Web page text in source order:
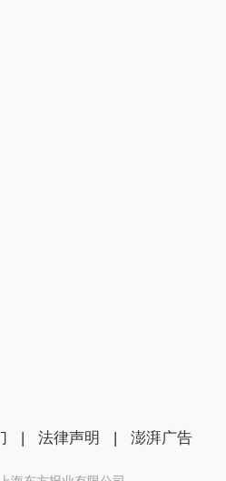
| 法律声明 | 澎湃广告